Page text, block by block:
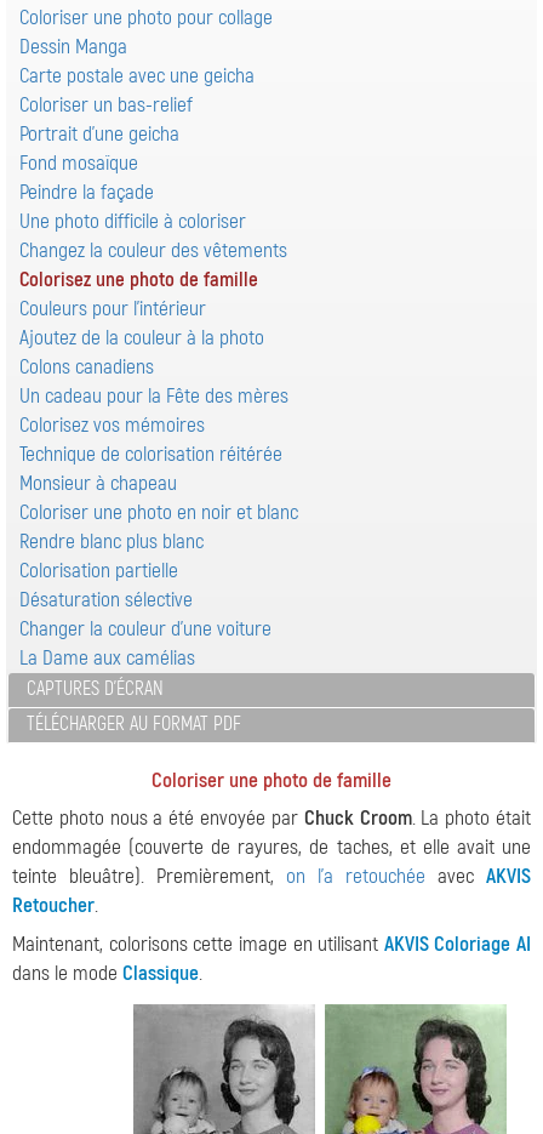
Coloriser une photo pour collage
Dessin Manga
Carte postale avec une geicha
Coloriser un bas-relief
Portrait d'une geicha
Fond mosaïque
Peindre la façade
Une photo difficile à coloriser
Changez la couleur des vêtements
Colorisez une photo de famille
Couleurs pour l'intérieur
Ajoutez de la couleur à la photo
Colons canadiens
Un cadeau pour la Fête des mères
Colorisez vos mémoires
Technique de colorisation réitérée
Monsieur à chapeau
Coloriser une photo en noir et blanc
Rendre blanc plus blanc
Colorisation partielle
Désaturation sélective
Changer la couleur d'une voiture
La Dame aux camélias
CAPTURES D'ÉCRAN
TÉLÉCHARGER AU FORMAT PDF
Coloriser une photo de famille
Cette photo nous a été envoyée par Chuck Croom. La photo était
endommagée (couverte de rayures, de taches, et elle avait une
teinte bleuâtre). Premièrement, on l'a retouchée avec AKVIS
Retoucher.
Maintenant, colorisons cette image en utilisant AKVIS Coloriage AI
dans le mode Classique.